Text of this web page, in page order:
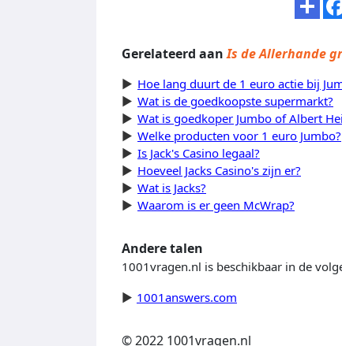
Gerelateerd aanIs de Allerhande
Hoe lang duurt de 1 euro actie bij
Wat is de goedkoopste supermarkt?
Wat is goedkoper Jumbo of Albert
Welke producten voor 1 euro Jumbo?
Is Jack's Casino legaal?
Hoeveel Jacks Casino's zijn er?
Wat is Jacks?
Waarom is er geen McWrap?
Andere talen
1001vragen.nl is beschikbaar in de
1001answers.com
© 2022 1001vragen.nl